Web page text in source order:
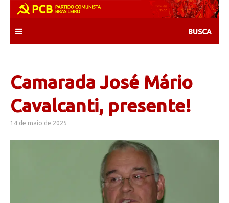
content
Camarada José Mário
Cavalcanti, presente!
14 de maio de 2025